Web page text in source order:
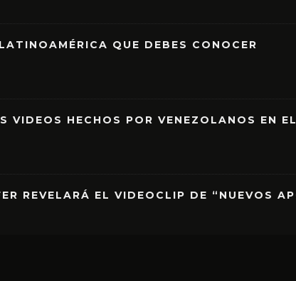
QUE DEBES CONOCER
VIDEOS HECHOS POR VENEZOLANOS EN
REVELARÁ EL VIDEOCLIP DE “NUEVOS